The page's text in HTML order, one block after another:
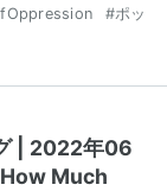
#ポッ
| 2022年06
Much